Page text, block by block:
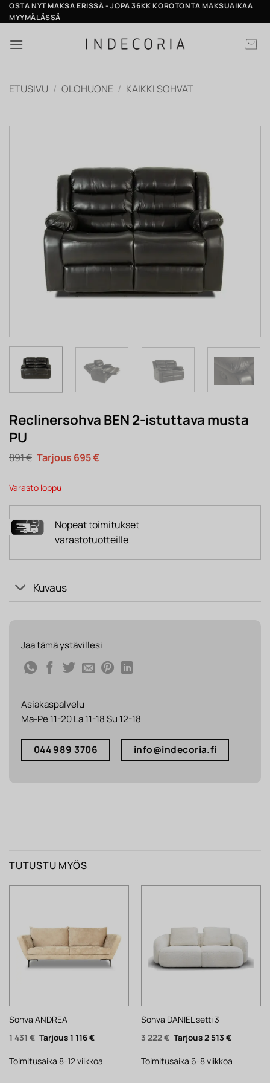
Skip
to
OSTA NYT MAKSA ERISSÄ - JOPA 36KK KOROTONTA MAKSUAIKAA
MYYMÄLÄSSÄ
ETUSIVU / OLOHUONE / KAIKKI SOHVAT
Reclinersohva BEN 2-istuttava musta
PU
891€ Alkuperäinen
hinta
891 €.
695€Nykyinen
Varasto loppu
Nopeat toimitukset
varastotuotteille
Kuvaus
Jaa tämä ystävillesi
Asiakaspalvelu
Ma-Pe 11-20 La 11-18 Su 12-18
044 989 3706 info@indecoria.fi
TUTUSTU MYÖS
Sohva ANDREA
1 431€ Alkuperäinen
hinta
1
431 €.
1 116€Nykyinen
1
116 €.
Toimitusaika 8-12 viikkoa
Sohva DANIEL setti 3
3 222€ Alkuperäinen
hinta
3
222 €.
2 513 €Nykyinen
2
Toimitusaika 6-8 viikkoa